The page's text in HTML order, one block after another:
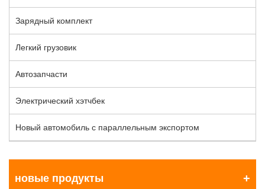
Зарядный комплект
Легкий грузовик
Автозапчасти
Электрический хэтчбек
Новый автомобиль с параллельным экспортом
новые продукты